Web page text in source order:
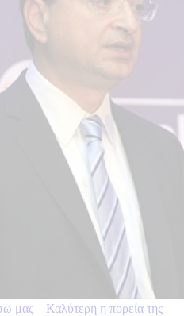
μας – Καλύτερη η πορεία της